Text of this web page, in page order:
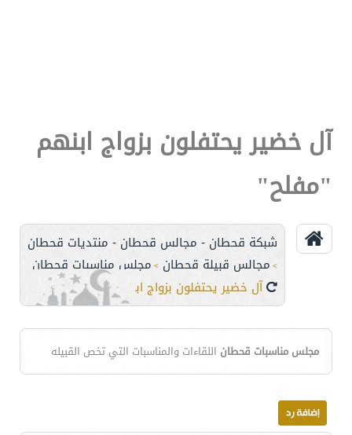
آل خضير يحتفلون بزواج ابنهم
"مفلح"
شبكة قحطان - مجالس قحطان - منتديات قحطان
> مجالس قبيلة قحطان > مجلس مناسبات قحطان
آل خضير يحتفلون بزواج ابنهم "مفلح"
مجلس مناسبات قحطان اللقاءات والمناسبات التي تخص القبيله